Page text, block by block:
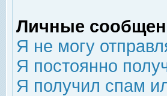
Личные
Я не могу
Я постоянно
Я получил спам